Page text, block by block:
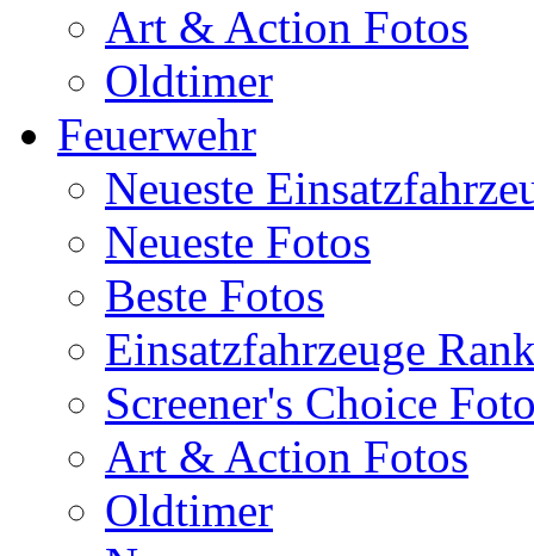
Art & Action Fotos
Oldtimer
Feuerwehr
Neueste
Neueste Fotos
Beste Fotos
Einsatzfahrzeuge
Screener's Choice
Art & Action Fotos
Oldtimer